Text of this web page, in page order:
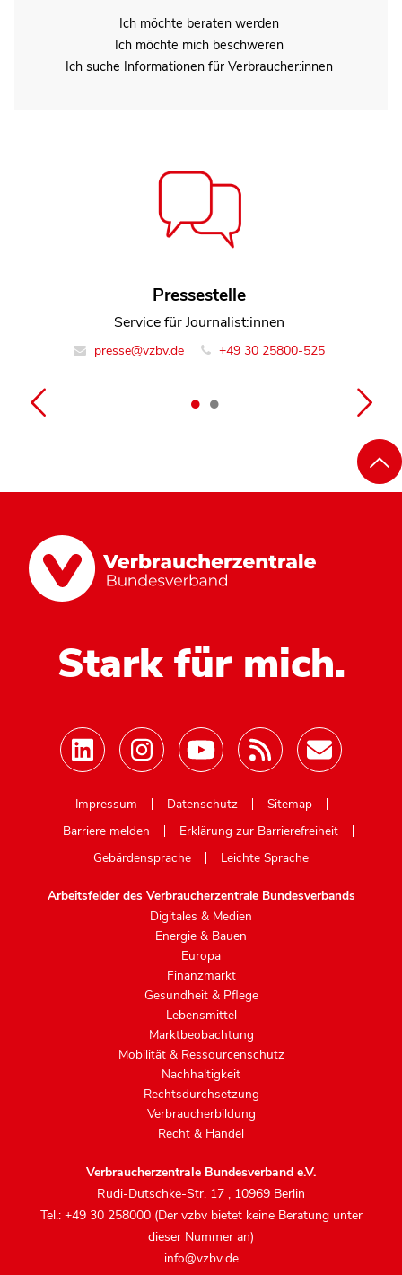
Ich möchte beraten werden
Ich möchte mich beschweren
Ich suche Informationen für Verbraucher:innen
Pressestelle
Service für Journalist:innen
presse@vzbv.de +49 30 25800-525
Dorothea Mohn
Leiterin Team Finanzmarkt
finanzmarkt@vzbv.de +49 30 25800-0
Stark für mich.
Impressum
Datenschutz
Sitemap
Barriere melden
Erklärung zur Barrierefreiheit
Gebärdensprache
Leichte Sprache
Arbeitsfelder des Verbraucherzentrale Bundesverbands
Digitales & Medien
Energie & Bauen
Europa
Finanzmarkt
Gesundheit & Pflege
Lebensmittel
Marktbeobachtung
Mobilität & Ressourcenschutz
Nachhaltigkeit
Rechtsdurchsetzung
Verbraucherbildung
Recht & Handel
Verbraucherzentrale Bundesverband e.V.
Rudi-Dutschke-Str. 17 , 10969 Berlin
Tel.: +49 30 258000 (Der vzbv bietet keine Beratung unter
dieser Nummer an)
info@vzbv.de